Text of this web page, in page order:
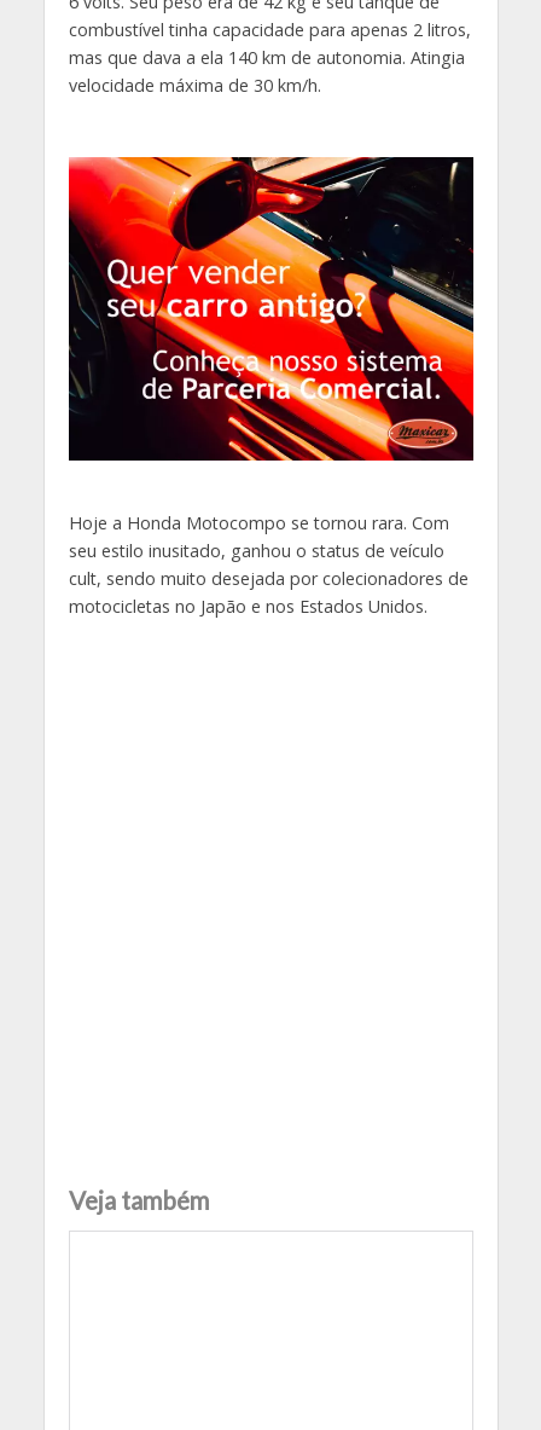
combustível tinha capacidade para apenas 2 litros,
mas que dava a ela 140 km de autonomia. Atingia
velocidade máxima de 30 km/h.
Hoje a Honda Motocompo se tornou rara. Com
seu estilo inusitado, ganhou o status de veículo
cult, sendo muito desejada por colecionadores de
motocicletas no Japão e nos Estados Unidos.
Veja também